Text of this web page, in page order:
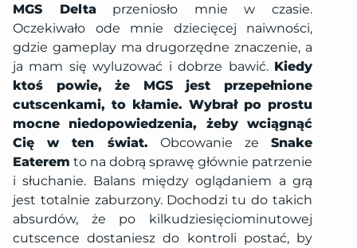
MGS Deltaprzeniosło mnie w czasie.
Oczekiwało ode mnie dziecięcej naiwności,
gdzie gameplay ma drugorzędne znaczenie, a
ja mam się wyluzować i dobrze bawić. Kiedy
ktoś powie, że MGS jest przepełnione
cutscenkami, to kłamie. Wybrał po prostu
mocne niedopowiedzenia, żeby wciągnąć
Cię w ten świat. Obcowanie ze Snake
Eaterem to na dobrą sprawę głównie patrzenie
i słuchanie. Balans między oglądaniem a grą
jest totalnie zaburzony. Dochodzi tu do takich
absurdów, że po kilkudziesięciominutowej
cutscence dostaniesz do kontroli postać, by